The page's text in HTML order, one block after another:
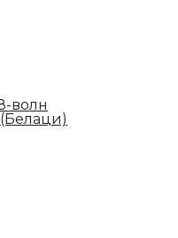
волн
(Белаци)